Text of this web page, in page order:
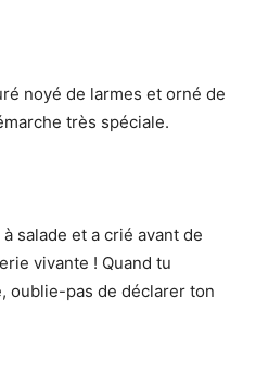
noyé de larmes et orné de
très spéciale.
salade et a crié avant de
vivante ! Quand tu
oublie-pas de déclarer ton